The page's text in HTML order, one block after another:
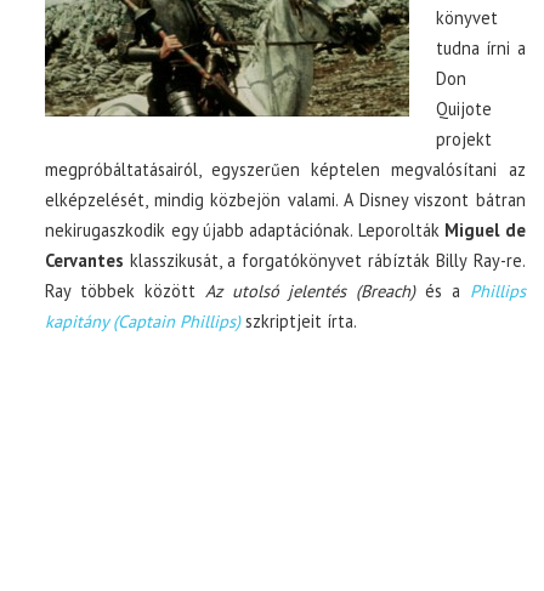
CIKK
PÓLÓ RENDELÉS
könyvet
tudna írni a
Don
Quijote
projekt
megpróbáltatásairól, egyszerűen képtelen megvalósítani az
elképzelését, mindig közbejön valami. A Disney viszont bátran
nekirugaszkodik egy újabb adaptációnak. Leporolták Miguel de
Cervantes klasszikusát, a forgatókönyvet rábízták Billy Ray-re.
Ray többek között Az utolsó jelentés (Breach) és a Phillips
kapitány (Captain Phillips)szkriptjeit írta.